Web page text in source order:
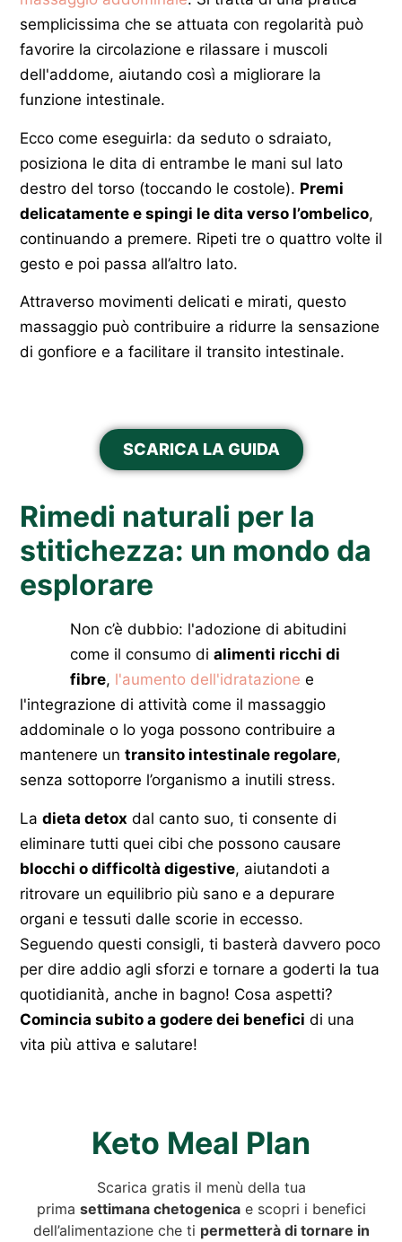
semplicissima che se attuata con regolarità può
favorire la circolazione e rilassare i muscoli
dell'addome, aiutando così a migliorare la
funzione intestinale.
Ecco come eseguirla: da seduto o sdraiato,
posiziona le dita di entrambe le mani sul lato
destro del torso (toccando le costole). Premi
delicatamente e spingi le dita verso l’ombelico,
continuando a premere. Ripeti tre o quattro volte il
gesto e poi passa all’altro lato.
Attraverso movimenti delicati e mirati, questo
massaggio può contribuire a ridurre la sensazione
di gonfiore e a facilitare il transito intestinale.
SCARICA LA GUIDA
Rimedi naturali per la
stitichezza: un mondo da
esplorare
Non c’è dubbio: l'adozione di abitudini
come il consumo di alimenti ricchi di
fibre, l'aumento dell'idratazione e
l'integrazione di attività come il massaggio
addominale o lo yoga possono contribuire a
mantenere un transito intestinale regolare,
senza sottoporre l’organismo a inutili stress.
La dieta detox dal canto suo, ti consente di
eliminare tutti quei cibi che possono causare
blocchi o difficoltà digestive, aiutandoti a
ritrovare un equilibrio più sano e a depurare
organi e tessuti dalle scorie in eccesso.
Seguendo questi consigli, ti basterà davvero poco
per dire addio agli sforzi e tornare a goderti la tua
quotidianità, anche in bagno! Cosa aspetti?
Comincia subito a godere dei benefici di una
vita più attiva e salutare!
Keto Meal Plan
Scarica gratis il menù della tua
prima settimana chetogenicae scopri i benefici
dell’alimentazione che ti permetterà di tornare in